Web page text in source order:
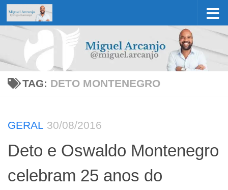
Skip to content
TAG: DETO MONTENEGRO
GERAL 30/08/2016
Deto e Oswaldo Montenegro
celebram 25 anos do